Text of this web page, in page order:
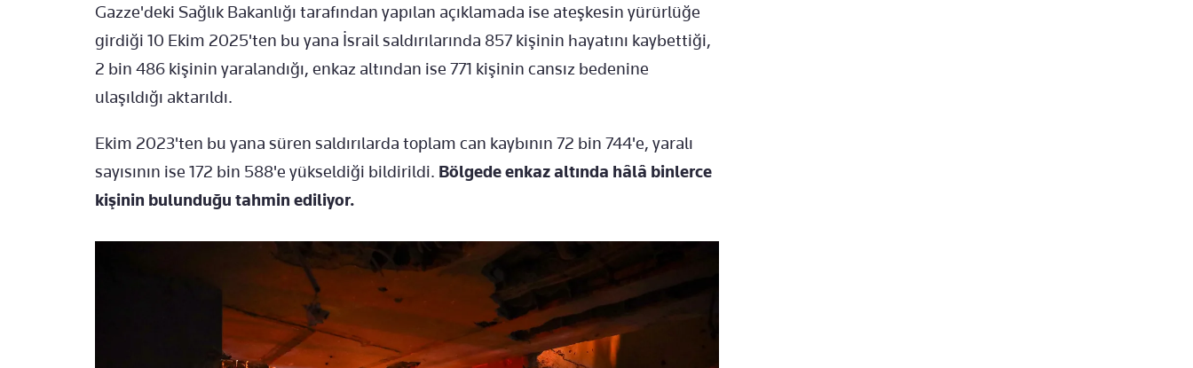
Gazze'deki Sağlık Bakanlığı tarafından yapılan açıklamada ise ateşkesin yürürlüğe
girdiği 10 Ekim 2025'ten bu yana İsrail saldırılarında 857 kişinin hayatını kaybettiği,
2 bin 486 kişinin yaralandığı, enkaz altından ise 771 kişinin cansız bedenine
ulaşıldığı aktarıldı.
Ekim 2023'ten bu yana süren saldırılarda toplam can kaybının 72 bin 744'e, yaralı
sayısının ise 172 bin 588'e yükseldiği bildirildi. Bölgede enkaz altında hâlâ binlerce
kişinin bulunduğu tahmin ediliyor.